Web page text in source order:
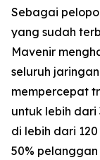
Sebagai
yang sudah
Mavenir
seluruh
mempercepat
untuk lebih dari
di lebih dari
50%